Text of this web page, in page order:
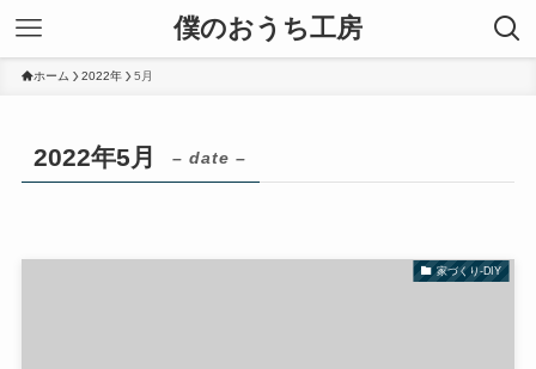
僕のおうち工房
ホーム 2022年 5月
2022年5月 – date –
家づくり-DIY